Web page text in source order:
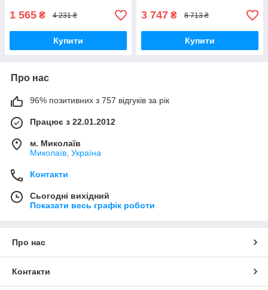
1 565 ₴ 4 231 ₴
Купити
3 747 ₴ 8 713 ₴
Купити
Про нас
96% позитивних з 757 відгуків за рік
Працює з 22.01.2012
м. Миколаїв
Миколаїв, Україна
Контакти
Сьогодні вихідний
Показати весь графік роботи
Про нас
Контакти